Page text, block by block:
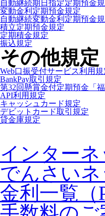
自動継続期日指定定期預金
変動金利定期預金規定
自動継続変動金利定期預金
積立定期預金規定
定期積金規定
振込規定
その他規定
Web口振受付サービス利用規
BankPay取引規定
第32回懸賞金付定期預金「
API利用規定
キャッシュカード規定
デビットカード取引規定
貸金庫規定
インター
でんさい
金利一覧（